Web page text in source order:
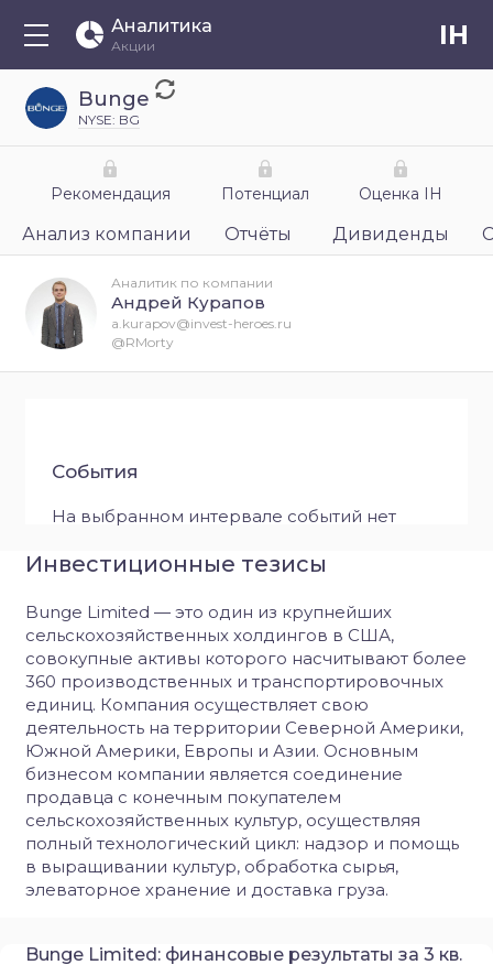
Аналитика
Акции IH
Bunge
NYSE: BG
Рекомендация Потенциал Оценка IH
Анализ компании Отчёты Дивиденды
События
На выбранном интервале событий нет
Инвестиционные тезисы
Bunge Limited — это один из крупнейших
сельскохозяйственных холдингов в США,
совокупные активы которого насчитывают более
360 производственных и транспортировочных
единиц. Компания осуществляет свою
деятельность на территории Северной Америки,
Южной Америки, Европы и Азии. Основным
бизнесом компании является соединение
продавца с конечным покупателем
сельскохозяйственных культур, осуществляя
полный технологический цикл: надзор и помощь
в выращивании культур, обработка сырья,
элеваторное хранение и доставка груза.
Bunge Limited: финансовые результаты за 3 кв.
Аналитик по компании
Андрей Курапов
a.kurapov@invest-heroes.ru
@RMorty